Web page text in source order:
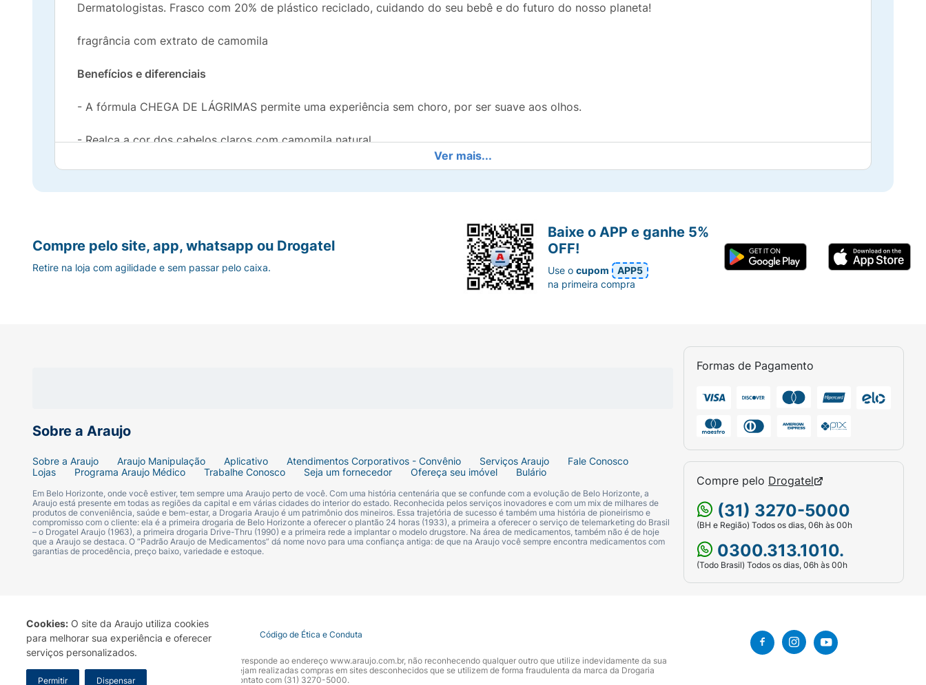
Cookies: O site da Araujo utiliza cookies
para melhorar sua experiência e oferecer
serviços personalizados.
Permitir Dispensar
Dermatologistas. Frasco com 20% de plástico reciclado, cuidando do seu bebê e do futuro do nosso planeta!
fragrância com extrato de camomila
Benefícios e diferenciais
- A fórmula CHEGA DE LÁGRIMAS permite uma experiência sem choro, por ser suave aos olhos.
- Realça a cor dos cabelos claros com camomila natural
- Feito com glicerina de origem natural, que ajuda a hidratar o cabelo delicado do bebê.
- Hipoalergênico, formulado para ser suave.
- Livre de ingredientes que são agressivos à pele do bebê (corantes, parabenos, ftalatos e sulfato)
Depois de usar o Shampoo JOHNSON’S para Cabelos Claros, aplique o condicionador nos cabelos molhados, massageando-os suavemente. Deixe
agir por alguns instantes e, em seguida, enxágue bem. Adequado para o uso diário.
Indicações de uso: seguro para todas as idade
Composição
Aqua/água purificada, Cetearyl Alcohol/álcool cetoestearílico, Glycerin/glicerol, Hydroxyethylcellulose/hietelose, Cetyl Esters/ésteres cetílicos,
Sodium Benzoate/benzoato de sódio, Behentrimonium Chloride/cloreto de beentrimônio, Parfum/fragrância, Cetrimonium Chloride/cloreto de
Precauções
Mantenha fora do alcance de crianças. Deve ser aplicado por adulto ou sob sua supervisão. Evitar contato com os olhos. Caso o produto entre em
contato com os olhos, lavar com água corrente em abundância e procurar um médico. Não usar se o couro cabeludo estiver ferido ou irritado. Em
Ver mais...
Sobre a Araujo
Sobre a Araujo Araujo Manipulação Aplicativo Atendimentos Corporativos - Convênio Serviços Araujo
Fale Conosco
Lojas
Programa Araujo Médico Trabalhe Conosco Seja um fornecedor Ofereça seu imóvel Bulário
Em Belo Horizonte, onde você estiver, tem sempre uma Araujo perto de você. Com uma história centenária que se confunde com a evolução de Belo Horizonte, a
Araujo está presente em todas as regiões da capital e em várias cidades do interior do estado. Reconhecida pelos serviços inovadores e com um mix de milhares de
produtos de conveniência, saúde e bem-estar, a Drogaria Araujo é um patrimônio dos mineiros. Essa trajetória de sucesso é também uma história de pioneirismo e
compromisso com o cliente: ela é a primeira drogaria de Belo Horizonte a oferecer o plantão 24 horas (1933), a primeira a oferecer o serviço de telemarketing do Brasil
– o Drogatel Araujo (1963), a primeira drogaria Drive-Thru (1990) e a primeira rede a implantar o modelo drugstore. Na área de medicamentos, também não é de hoje
que a Araujo se destaca. O “Padrão Araujo de Medicamentos” dá nome novo para uma confiança antiga: de que na Araujo você sempre encontra medicamentos com
garantias de procedência, preço baixo, variedade e estoque.
Formas de Pagamento
Compre pelo Drogatel
(31) 3270-5000
(BH e Região) Todos os dias, 06h às 00h
0300.313.1010.
(Todo Brasil) Todos os dias, 06h às 00h
Compre pelo site, app, whatsapp ou Drogatel
Retire na loja com agilidade e sem passar pelo caixa.
Baixe o APP e ganhe 5%
OFF!
Use ocupom
APP5
na primeira compra
Termo de Uso Portal da Privacidade Covid-19 Código de Ética e Conduta
A Drogaria Araujo S/A informa que o seu site oficial corresponde ao endereço www.araujo.com.br, não reconhecendo qualquer outro que utilize indevidamente da sua
marca. Para sua segurança recomendamos que não sejam realizadas compras em sites desconhecidos que se utilizem de forma fraudulenta da marca da Drogaria
Araujo S.A. Em caso de dúvidas, gentileza entrar em contato com (31) 3270-5000.